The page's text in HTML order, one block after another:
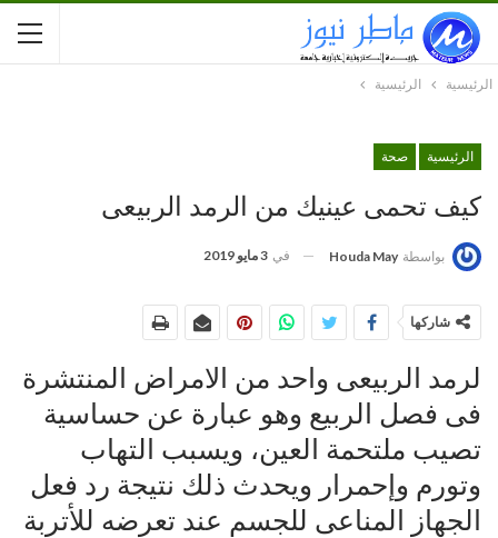
الرئيسية الرئيسية
الرئيسية صحة
كيف تحمى عينيك من الرمد الربيعى
بواسطة Houda May في 3 مايو 2019
شاركها
لرمد الربيعى واحد من الامراض المنتشرة
فى فصل الربيع وهو عبارة عن حساسية
تصيب ملتحمة العين، ويسبب التهاب
وتورم وإحمرار ويحدث ذلك نتيجة رد فعل
الجهاز المناعى للجسم عند تعرضه للأتربة